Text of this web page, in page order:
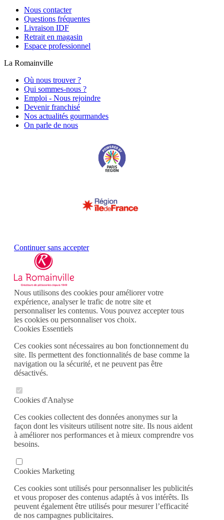
Nous contacter
Questions fréquentes
Livraison IDF
Retrait en magasin
Espace professionnel
La Romainville
Où nous trouver ?
Qui sommes-nous ?
Emploi - Nous rejoindre
Devenir franchisé
Nos actualités gourmandes
On parle de nous
Continuer sans accepter
Nous utilisons des cookies pour améliorer votre
expérience, analyser le trafic de notre site et
personnaliser les contenus. Vous pouvez accepter tous
les cookies ou personnaliser vos choix.
Cookies Essentiels
Ces cookies sont nécessaires au bon fonctionnement du
site. Ils permettent des fonctionnalités de base comme la
navigation ou la sécurité, et ne peuvent pas être
désactivés.
Cookies d'Analyse
Ces cookies collectent des données anonymes sur la
façon dont les visiteurs utilisent notre site. Ils nous aident
à améliorer nos performances et à mieux comprendre vos
besoins.
Cookies Marketing
Ces cookies sont utilisés pour personnaliser les publicités
et vous proposer des contenus adaptés à vos intérêts. Ils
peuvent également être utilisés pour mesurer l’efficacité
de nos campagnes publicitaires.